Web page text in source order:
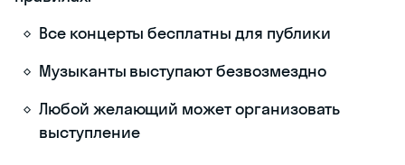
Все концерты бесплатны для публики
Музыканты выступают безвозмездно
Любой желающий может организовать
выступление